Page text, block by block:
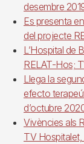
desembre
Es presenta
del projecte
L’Hospital de
RELAT-Hos;
Llega la
efecto
d’octubre
Vivències als
TV Hospitalet,